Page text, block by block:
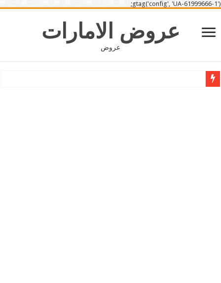
gtag('config', 'UA-61999666-1');
عروض الامارات
عروض